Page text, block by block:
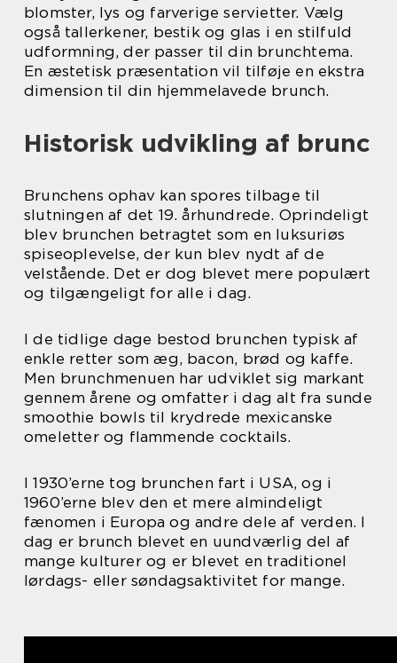
blomster, lys og farverige servietter. Vælg
også tallerkener, bestik og glas i en stilfuld
udformning, der passer til din brunchtema.
En æstetisk præsentation vil tilføje en ekstra
dimension til din hjemmelavede brunch.
Historisk udvikling af brunc
Brunchens ophav kan spores tilbage til
slutningen af det 19. århundrede. Oprindeligt
blev brunchen betragtet som en luksuriøs
spiseoplevelse, der kun blev nydt af de
velstående. Det er dog blevet mere populært
og tilgængeligt for alle i dag.
I de tidlige dage bestod brunchen typisk af
enkle retter som æg, bacon, brød og kaffe.
Men brunchmenuen har udviklet sig markant
gennem årene og omfatter i dag alt fra sunde
smoothie bowls til krydrede mexicanske
omeletter og flammende cocktails.
I 1930’erne tog brunchen fart i USA, og i
1960’erne blev den et mere almindeligt
fænomen i Europa og andre dele af verden. I
dag er brunch blevet en uundværlig del af
mange kulturer og er blevet en traditionel
lørdags- eller søndagsaktivitet for mange.